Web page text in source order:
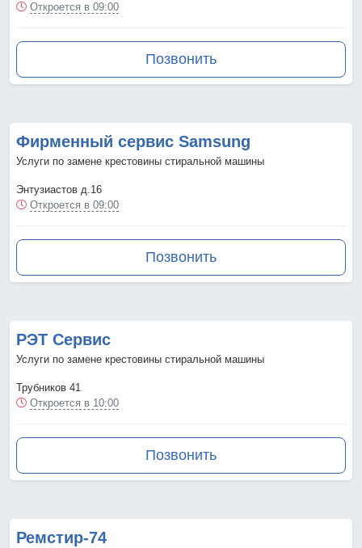
Откроется в 09:00
Позвонить
Фирменный сервис Samsung
Услуги по замене крестовины стиральной машины
Энтузиастов д.16
Откроется в 09:00
Позвонить
РЭТ Сервис
Услуги по замене крестовины стиральной машины
Трубников 41
Откроется в 10:00
Позвонить
Ремстир-74